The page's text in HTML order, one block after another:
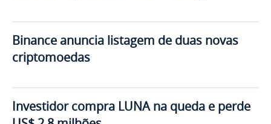
Binance anuncia listagem de duas novas
criptomoedas
Investidor compra LUNA na queda e perde